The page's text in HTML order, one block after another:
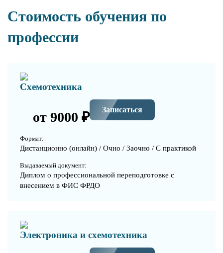
Стоимость обучения по
профессии
Схемотехника
от 9000 ₽ Записаться
Формат:
Дистанционно (онлайн) / Очно / Заочно / С практикой
Выдаваемый документ:
Диплом о профессиональной переподготовке с
внесением в ФИС ФРДО
Электроника и схемотехника